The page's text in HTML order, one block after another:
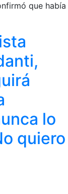
que había
lo
quiero